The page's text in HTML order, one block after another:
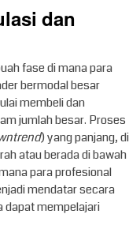
dan
fase di mana para
bermodal besar
membeli dan
jumlah besar. Proses
) yang panjang, di
atau berada di bawah
para profesional
mendatar secara
dapat mempelajari